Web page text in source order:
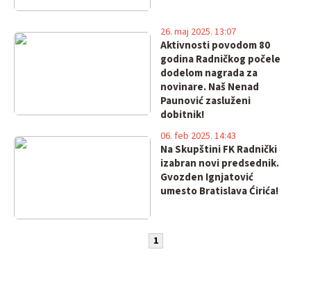
Aktivnosti povodom 80
godina Radničkog počele
dodelom nagrada za
novinare. Naš Nenad
Paunović zasluženi
dobitnik!
26. maj 2025. 13:07
Na Skupštini FK Radnički
izabran novi predsednik.
Gvozden Ignjatović
umesto Bratislava Ćirića!
06. feb 2025. 14:43
1